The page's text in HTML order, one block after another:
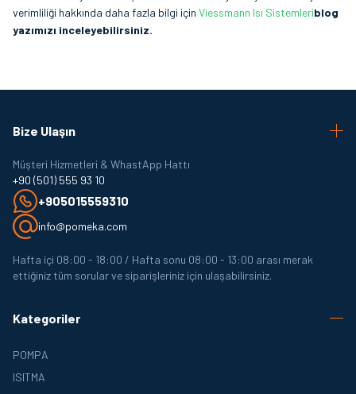
verimliliği hakkında daha fazla bilgi için Viessmann Isı Sistemleriblog
yazımızı inceleyebilirsiniz.
Bize Ulaşın
Müşteri Hizmetleri & WhastApp Hattı
+90 (501) 555 93 10
+905015559310
info@pomeka.com
Hafta içi 08:00 - 18:00 / Hafta sonu 08:00 - 13:00 arası merak
ettiğiniz tüm sorular ve siparişleriniz için ulaşabilirsiniz.
Kategoriler
POMPA
ISITMA